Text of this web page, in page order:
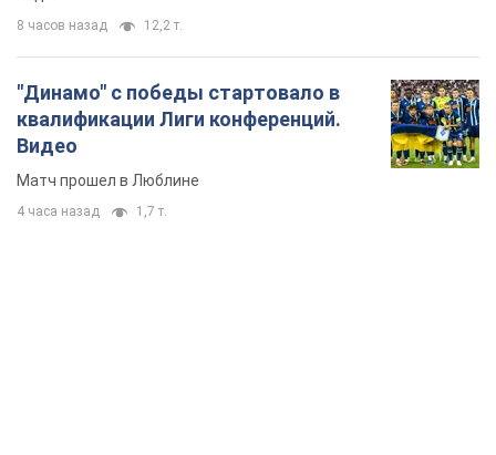
8 часов назад 12,2 т.
"Динамо" с победы стартовало в
квалификации Лиги конференций.
Видео
Матч прошел в Люблине
4 часа назад 1,7 т.